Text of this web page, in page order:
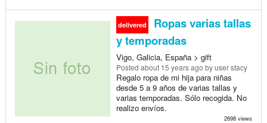
delivered
Ropas varias tallas
y temporadas
Vigo, Galicia, España > gift
Posted about 15 years ago by user stacy
Regalo ropa de mi hija para niñas
desde 5 a 9 años de varias tallas y
varias temporadas. Sólo recogida. No
realizo envíos.
2698 views